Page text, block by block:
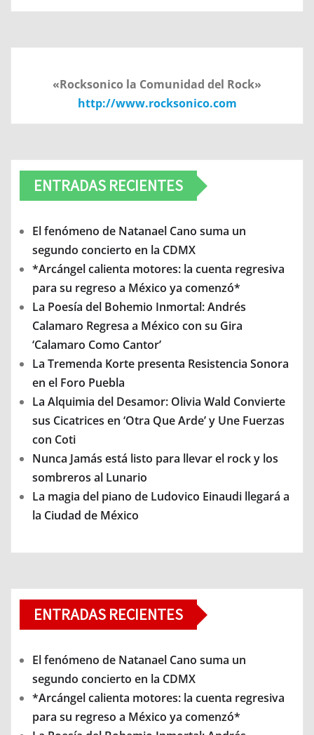
«Rocksonico la Comunidad del Rock»
http://www.rocksonico.com
ENTRADAS RECIENTES
El fenómeno de Natanael Cano suma un
segundo concierto en la CDMX
*Arcángel calienta motores: la cuenta regresiva
para su regreso a México ya comenzó*
La Poesía del Bohemio Inmortal: Andrés
Calamaro Regresa a México con su Gira
‘Calamaro Como Cantor’
La Tremenda Korte presenta Resistencia Sonora
en el Foro Puebla
La Alquimia del Desamor: Olivia Wald Convierte
sus Cicatrices en ‘Otra Que Arde’ y Une Fuerzas
con Coti
Nunca Jamás está listo para llevar el rock y los
sombreros al Lunario
La magia del piano de Ludovico Einaudi llegará a
la Ciudad de México
ENTRADAS RECIENTES
El fenómeno de Natanael Cano suma un
segundo concierto en la CDMX
*Arcángel calienta motores: la cuenta regresiva
para su regreso a México ya comenzó*